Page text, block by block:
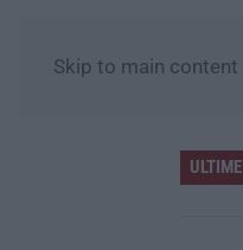
Skip to main content
ULTIME